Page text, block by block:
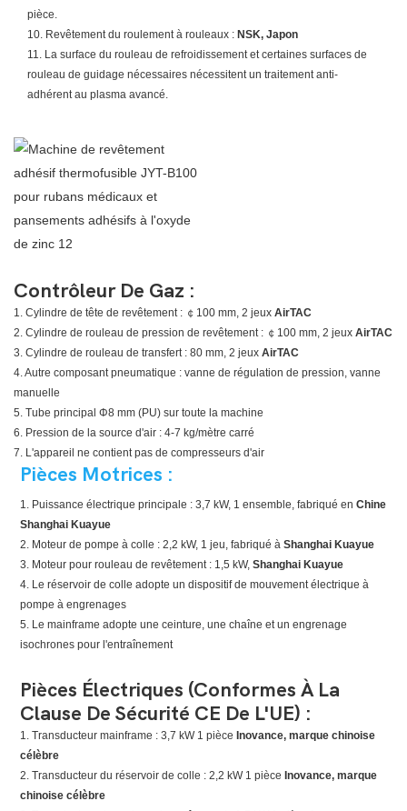
pièce.
10. Revêtement du roulement à rouleaux : NSK, Japon
11. La surface du rouleau de refroidissement et certaines surfaces de
rouleau de guidage nécessaires nécessitent un traitement anti-
adhérent au plasma avancé.
Contrôleur De Gaz :
1. Cylindre de tête de revêtement : ￠100 mm, 2 jeux AirTAC
2. Cylindre de rouleau de pression de revêtement : ￠100 mm, 2 jeux AirTAC
3. Cylindre de rouleau de transfert : 80 mm, 2 jeux AirTAC
4. Autre composant pneumatique : vanne de régulation de pression, vanne
manuelle
5. Tube principal Φ8 mm (PU) sur toute la machine
6. Pression de la source d'air : 4-7 kg/mètre carré
7. L'appareil ne contient pas de compresseurs d'air
Pièces Motrices :
1. Puissance électrique principale : 3,7 kW, 1 ensemble, fabriqué en Chine
Shanghai Kuayue
2. Moteur de pompe à colle : 2,2 kW, 1 jeu, fabriqué à Shanghai Kuayue
3. Moteur pour rouleau de revêtement : 1,5 kW, Shanghai Kuayue
4. Le réservoir de colle adopte un dispositif de mouvement électrique à
pompe à engrenages
5. Le mainframe adopte une ceinture, une chaîne et un engrenage
isochrones pour l'entraînement
Pièces Électriques (conformes À La
Clause De Sécurité CE De L'UE) :
1. Transducteur mainframe : 3,7 kW 1 pièce Inovance, marque chinoise
célèbre
2. Transducteur du réservoir de colle : 2,2 kW 1 pièce Inovance, marque
chinoise célèbre